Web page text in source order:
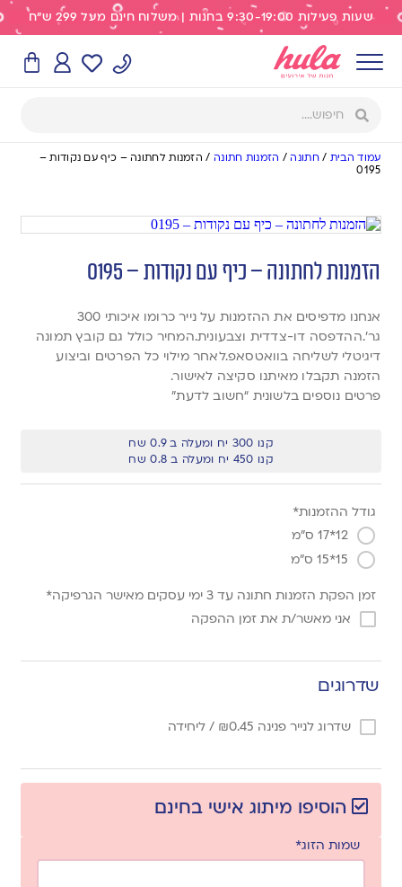
שעות פעילות 9:30-19:00 בחנות | משלוח חינם מעל 299 ש"ח
עמוד הבית /חתונה/ הזמנות חתונה / הזמנות לחתונה – כיף עם נקודות –
0195
הזמנות לחתונה – כיף עם נקודות – 0195
אנחנו מדפיסים את ההזמנות על נייר כרומו איכותי 300
גר’.ההדפסה דו-צדדית וצבעונית.המחיר כולל גם קובץ תמונה
דיגיטלי לשליחה בוואטסאפ.לאחר מילוי כל הפרטים וביצוע
הזמנה תקבלו מאיתנו סקיצה לאישור.
פרטים נוספים בלשונית “חשוב לדעת”
קנו 300 יח ומעלה ב 0.9 שח
קנו 450 יח ומעלה ב 0.8 שח
גודל ההזמנות*
12*17 ס"מ
15*15 ס"מ
זמן הפקת הזמנות חתונה עד 3 ימי עסקים מאישר הגרפיקה*
אני מאשר/ת את זמן ההפקה
שדרוגים
שדרוג לנייר פנינה ₪0.45 / ליחידה
הוסיפו מיתוג אישי בחינם
שמות הזוג*